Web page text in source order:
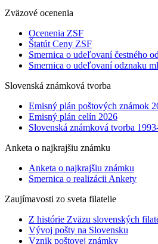
Zväzové ocenenia
Ocenenia ZSF
Štatút Ceny ZSF
Smernica o udeľovaní čestného
Smernica o udeľovaní odznaku
Slovenská známková tvorba
Emisný plán poštových známok
Emisný plán celín 2026
Slovenská známková tvorba
Anketa o najkrajšiu známku
Anketa o najkrajšiu známku
Smernica o realizácii Ankety
Zaujímavosti zo sveta filatelie
Z histórie Zväzu slovenských
Vývoj pošty na Slovensku
Vznik poštovej známky